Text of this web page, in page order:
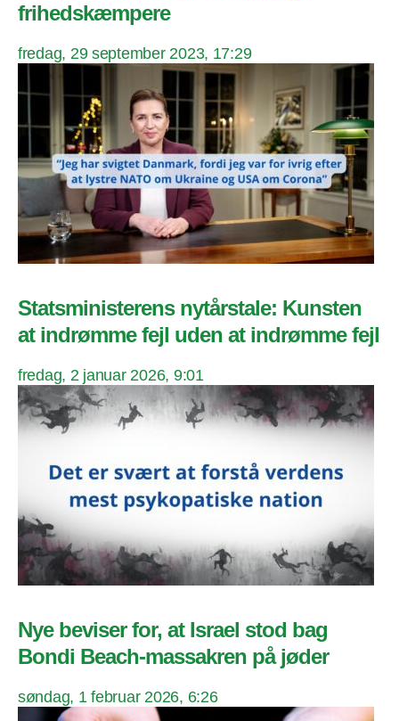
frihedskæmpere
fredag, 29 september 2023, 17:29
Statsministerens nytårstale: Kunsten
at indrømme fejl uden at indrømme fejl
fredag, 2 januar 2026, 9:01
Nye beviser for, at Israel stod bag
Bondi Beach-massakren på jøder
søndag, 1 februar 2026, 6:26